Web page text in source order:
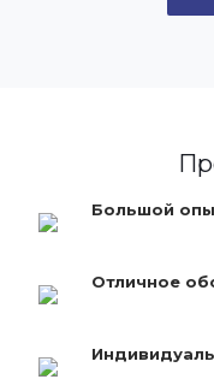
Большой
Отличное